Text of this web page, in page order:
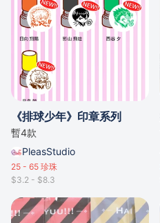
《排球少年》印章系列
暫4款
PleasStudio
25 - 65 珍珠
$3.2 - $8.3